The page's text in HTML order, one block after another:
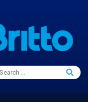
Search
for:
Search